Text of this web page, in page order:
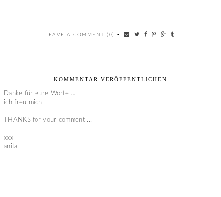
LEAVE A COMMENT (0) •
KOMMENTAR VERÖFFENTLICHEN
Danke für eure Worte ...
ich freu mich
THANKS for your comment ...
xxx
anita